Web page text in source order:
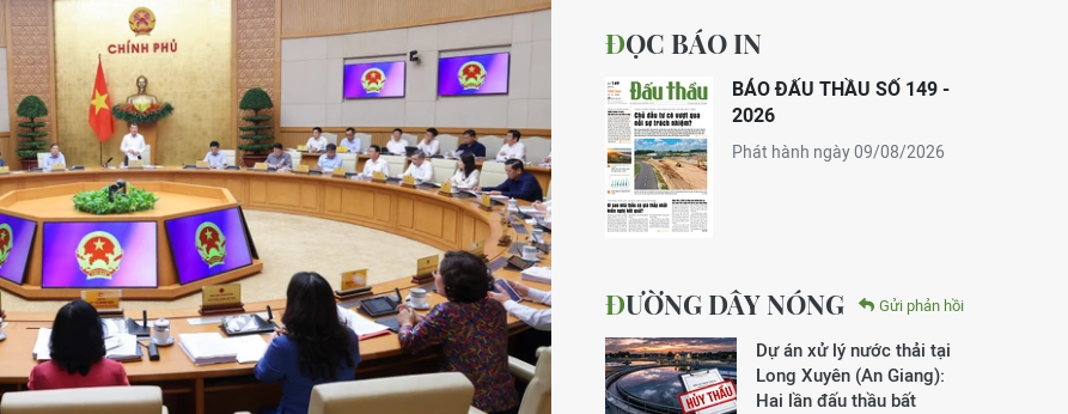
ĐỌC BÁO IN
BÁO ĐẤU THẦU SỐ 149 -
2026
Phát hành ngày 09/08/2026
ĐƯỜNG DÂY NÓNG Gửi phản hồi
Dự án xử lý nước thải tại
Long Xuyên (An Giang):
Hai lần đấu thầu bất